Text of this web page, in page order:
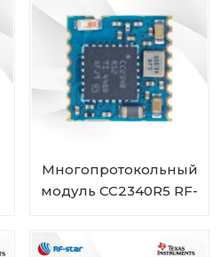
транспортных
средств
Многопротокольный
модуль CC2340R5 RF-